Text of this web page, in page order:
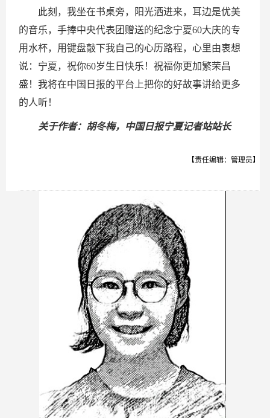
此刻，我坐在书桌旁，阳光洒进来，耳边是优美
的音乐，手捧中央代表团赠送的纪念宁夏60大庆的专
用水杯，用键盘敲下我自己的心历路程，心里由衷想
说：宁夏，祝你60岁生日快乐！祝福你更加繁荣昌
盛！我将在中国日报的平台上把你的好故事讲给更多
的人听！
关于作者：胡冬梅，中国日报宁夏记者站站长
【责任编辑：管理员】